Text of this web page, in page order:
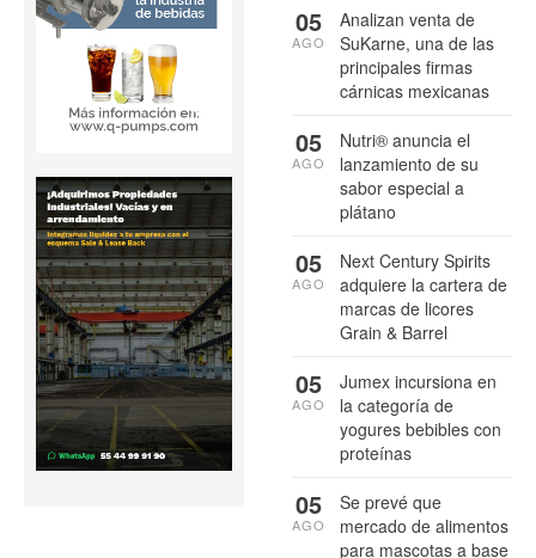
Analizan venta de
SuKarne, una de las
principales firmas
cárnicas mexicanas
05
AGO
Nutri® anuncia el
lanzamiento de su
sabor especial a
plátano
05
AGO
Next Century Spirits
adquiere la cartera de
marcas de licores
Grain & Barrel
05
AGO
Jumex incursiona en
la categoría de
yogures bebibles con
proteínas
05
AGO
Se prevé que
mercado de alimentos
para mascotas a base
05
AGO